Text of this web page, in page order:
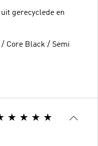
gerecyclede en
Core Black / Semi